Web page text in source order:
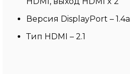
Версия DisplayPort – 1.4a
Тип HDMI – 2.1